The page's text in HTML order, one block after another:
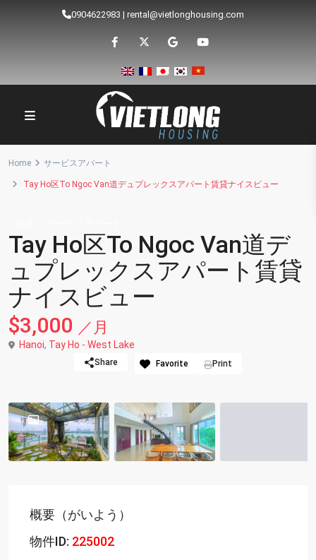
0904622983 | rental@vietlonghousing.com
Home サービスアパート
Tay Ho区To Ngoc Van道デュプレックスアパート賃貸ナイスビュー
Tay Ho区To Ngoc Van道デ
ュプレックスアパート賃貸
ナイスビュー
$3,000 ／月
Hanoi, Tay Ho - West Lake
Share Favorite Print
概要（がいよう）
物件ID: 225002